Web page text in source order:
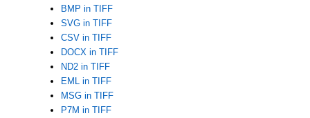
BMP in TIFF
SVG in TIFF
CSV in TIFF
DOCX in TIFF
ND2 in TIFF
EML in TIFF
MSG in TIFF
P7M in TIFF